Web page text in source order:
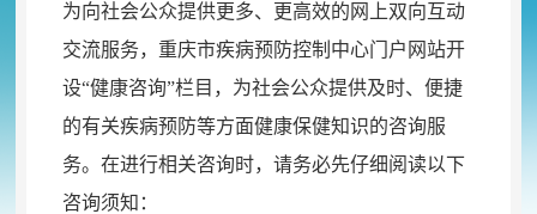
为向社会公众提供更多、更高效的网上双向互动
交流服务， 重庆市疾病预防控制中心门户网站开
设“健康咨询”栏目，为社会公众提供及时、便捷
的有关疾病预防等方面健康保健知识的咨询服
务。 在进行相关咨询时，请务必先仔细阅读以下
咨询须知：